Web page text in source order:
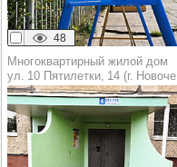
48
Многоквартирный жилой дом
ул. 10 Пятилетки, 14 (г. Новочебоксарск)